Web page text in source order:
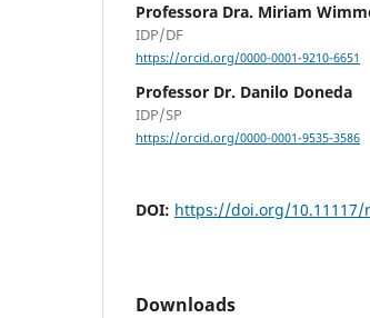
Professora Dra. Miriam
IDP/DF
https://orcid.org/0000-0001-9210-6651
Professor Dr. Danilo Doneda
IDP/SP
https://orcid.org/0000-0001-9535-3586
DOI: https://doi.org/10.11117/
Downloads